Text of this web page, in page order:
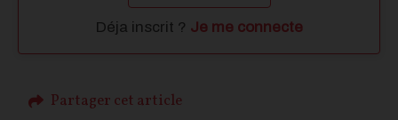
Déja inscrit ? Je me connecte
Partager cet article